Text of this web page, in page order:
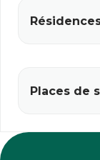
Places de